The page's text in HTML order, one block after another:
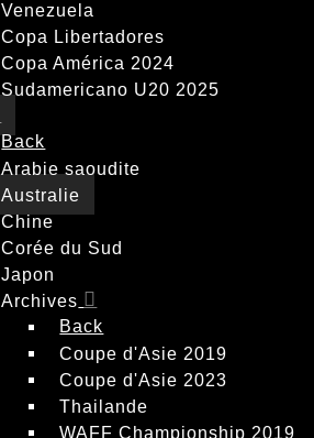
Venezuela
Copa Libertadores
Copa América 2024
Sudamericano U20 2025
Back
Arabie saoudite
Australie
Chine
Corée du Sud
Japon
Archives
Back
Coupe d'Asie 2019
Coupe d'Asie 2023
Thailande
WAFF Championship 2019